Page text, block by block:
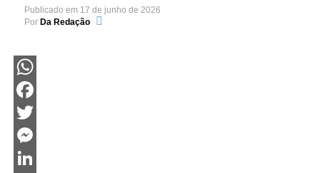
Publicado em 17 de junho de 2026
Por Da Redação
WhatsApp
Facebook
Twitter
Messenger